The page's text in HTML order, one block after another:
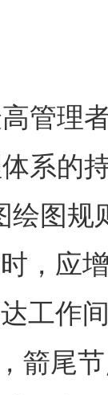
高管理
系的
绘图规
，应
工作
箭尾